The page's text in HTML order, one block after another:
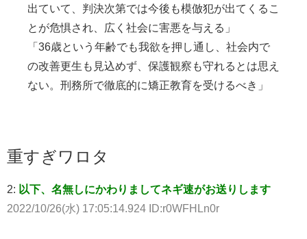
出ていて、判決次第では今後も模倣犯が出てくるこ
とが危惧され、広く社会に害悪を与える」
「36歳という年齢でも我欲を押し通し、社会内で
の改善更生も見込めず、保護観察も守れるとは思え
ない。刑務所で徹底的に矯正教育を受けるべき」
重すぎワロタ
2: 以下、名無しにかわりましてネギ速がお送りします
2022/10/26(水) 17:05:14.924 ID:r0WFHLn0r